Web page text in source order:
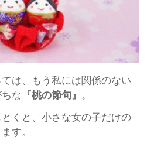
は、もう私には関係のない
な 『桃の節句』 。
くと、小さな女の子だけの
す。